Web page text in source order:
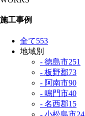
施工事例
全て553
地域別
- 徳島市251
- 板野郡73
- 阿南市90
- 鳴門市40
- 名西郡15